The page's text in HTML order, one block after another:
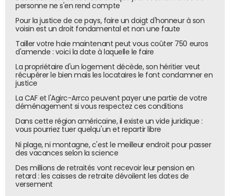
personne ne s'en rend compte
Pour la justice de ce pays, faire un doigt d'honneur à son
voisin est un droit fondamental et non une faute
Tailler votre haie maintenant peut vous coûter 750 euros
d'amende : voici la date à laquelle le faire
La propriétaire d'un logement décède, son héritier veut
récupérer le bien mais les locataires le font condamner en
justice
La CAF et l'Agirc-Arrco peuvent payer une partie de votre
déménagement si vous respectez ces conditions
Dans cette région américaine, il existe un vide juridique :
vous pourriez tuer quelqu'un et repartir libre
Ni plage, ni montagne, c'est le meilleur endroit pour passer
des vacances selon la science
Des millions de retraités vont recevoir leur pension en
retard : les caisses de retraite dévoilent les dates de
versement